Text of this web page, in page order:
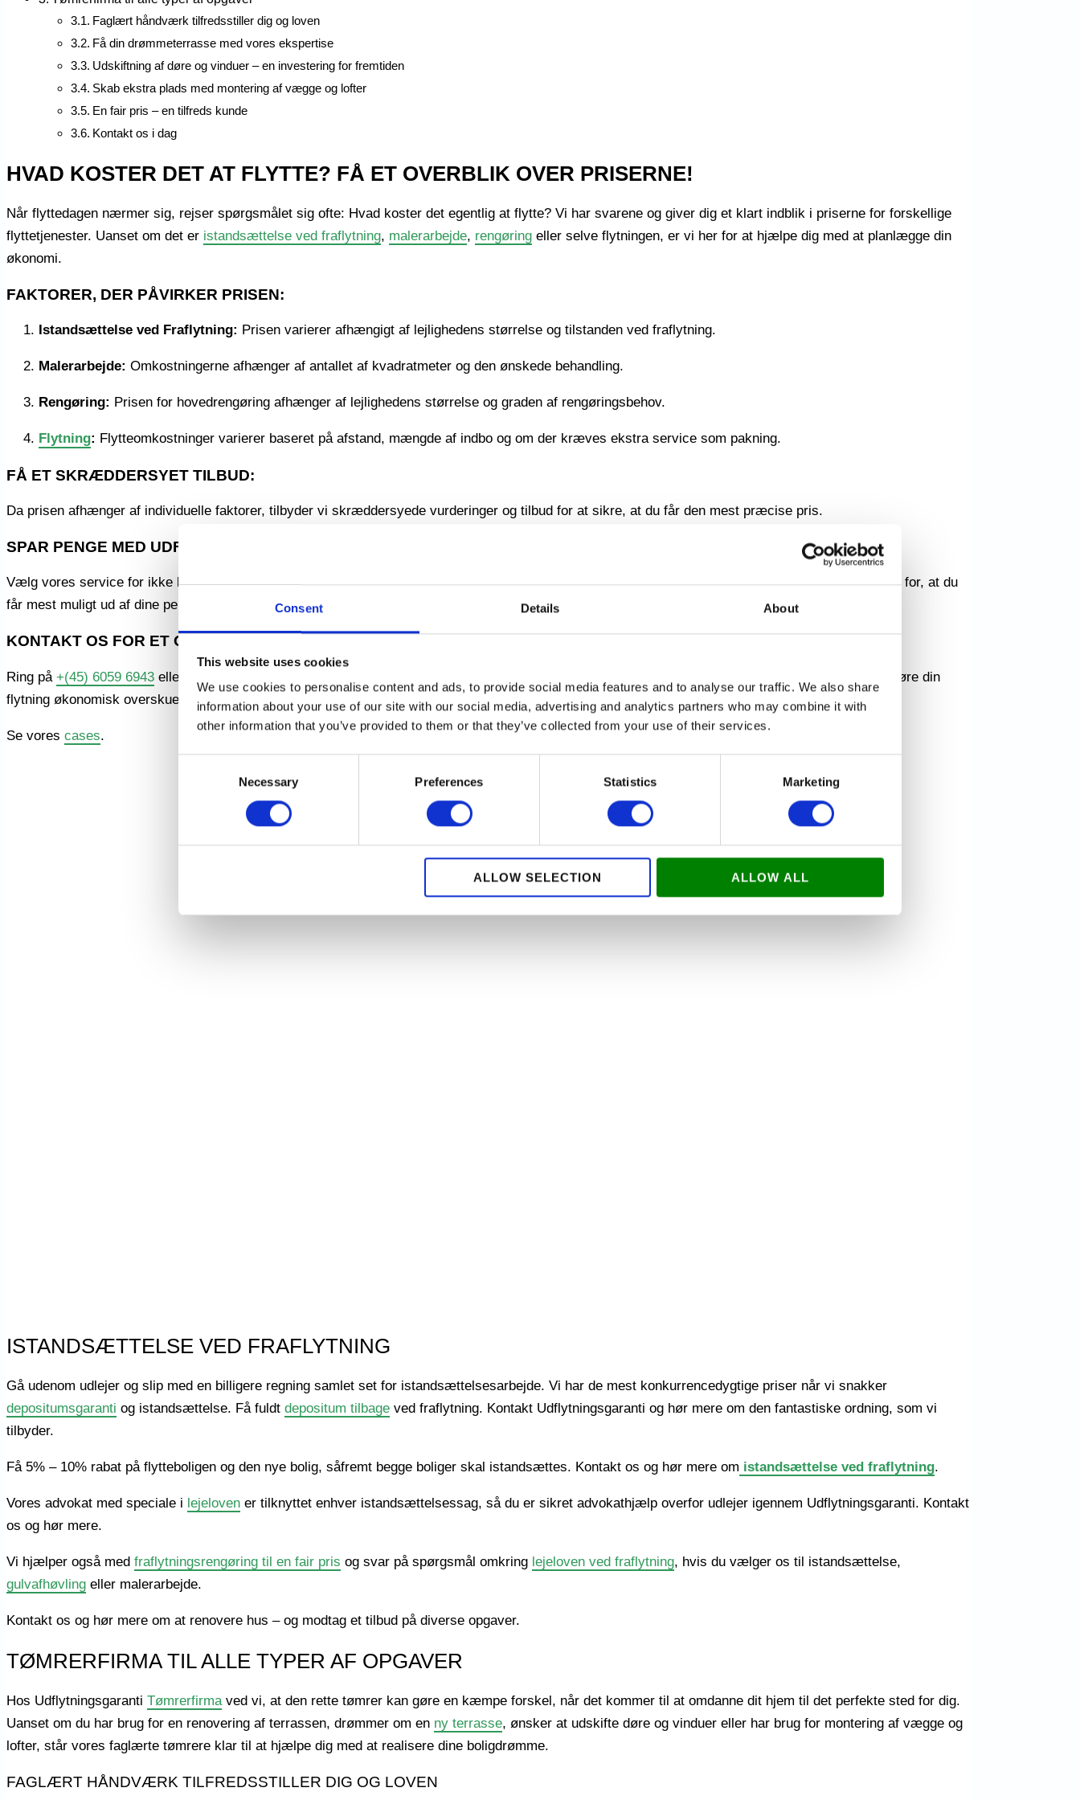
Consent Details About
This website uses cookies
We use cookies to personalise content and ads, to provide social media features and to analyse our traffic. We also share
information about your use of our site with our social media, advertising and analytics partners who may combine it with
other information that you’ve provided to them or that they’ve collected from your use of their services.
Necessary Preferences Statistics Marketing
ALLOW SELECTION ALLOW ALL
Faglært håndværk tilfredsstiller dig og loven
Få din drømmeterrasse med vores ekspertise
Udskiftning af døre og vinduer – en investering for fremtiden
Skab ekstra plads med montering af vægge og lofter
En fair pris – en tilfreds kunde
Kontakt os i dag
HVAD KOSTER DET AT FLYTTE? FÅ ET OVERBLIK OVER PRISERNE!
Når flyttedagen nærmer sig, rejser spørgsmålet sig ofte: Hvad koster det egentlig at flytte? Vi har svarene og giver dig et klart indblik i priserne for forskellige
flyttetjenester. Uanset om det er istandsættelse ved fraflytning, malerarbejde, rengøring eller selve flytningen, er vi her for at hjælpe dig med at planlægge din
økonomi.
FAKTORER, DER PÅVIRKER PRISEN:
Istandsættelse ved Fraflytning: Prisen varierer afhængigt af lejlighedens størrelse og tilstanden ved fraflytning.
Malerarbejde: Omkostningerne afhænger af antallet af kvadratmeter og den ønskede behandling.
Rengøring: Prisen for hovedrengøring afhænger af lejlighedens størrelse og graden af rengøringsbehov.
Flytning: Flytteomkostninger varierer baseret på afstand, mængde af indbo og om der kræves ekstra service som pakning.
FÅ ET SKRÆDDERSYET TILBUD:
Da prisen afhænger af individuelle faktorer, tilbyder vi skræddersyede vurderinger og tilbud for at sikre, at du får den mest præcise pris.
SPAR PENGE MED UDFLYTNINGSGARANTI:
Vælg vores service for ikke kun at få professionel assistance til alle flytteaspekter, men også for at sikre, at du ikke overskrider dit budget. Vi sørger for, at du
får mest muligt ud af dine penge.
KONTAKT OS FOR ET OVERSLAG:
Ring på +(45) 6059 6943 eller send en e-mail til
for at modtage et tilbud inden for 24 timer. Lad os hjælpe dig med at gøre din
flytning økonomisk overskuelig og problemfri.
Se vores cases.
ISTANDSÆTTELSE VED FRAFLYTNING
Gå udenom udlejer og slip med en billigere regning samlet set for istandsættelsesarbejde. Vi har de mest konkurrencedygtige priser når vi snakker
depositumsgaranti og istandsættelse. Få fuldt depositum tilbage ved fraflytning. Kontakt Udflytningsgaranti og hør mere om den fantastiske ordning, som vi
tilbyder.
Få 5% – 10% rabat på flytteboligen og den nye bolig, såfremt begge boliger skal istandsættes. Kontakt os og hør mere om istandsættelse ved fraflytning.
Vores advokat med speciale i lejeloven er tilknyttet enhver istandsættelsessag, så du er sikret advokathjælp overfor udlejer igennem Udflytningsgaranti. Kontakt
os og hør mere.
Vi hjælper også med fraflytningsrengøring til en fair pris og svar på spørgsmål omkring lejeloven ved fraflytning, hvis du vælger os til istandsættelse,
gulvafhøvling eller malerarbejde.
Kontakt os og hør mere om at renovere hus – og modtag et tilbud på diverse opgaver.
TØMRERFIRMA TIL ALLE TYPER AF OPGAVER
Hos Udflytningsgaranti Tømrerfirmaved vi, at den rette tømrer kan gøre en kæmpe forskel, når det kommer til at omdanne dit hjem til det perfekte sted for dig.
Uanset om du har brug for en renovering af terrassen, drømmer om en ny terrasse, ønsker at udskifte døre og vinduer eller har brug for montering af vægge og
lofter, står vores faglærte tømrere klar til at hjælpe dig med at realisere dine boligdrømme.
FAGLÆRT HÅNDVÆRK TILFREDSSTILLER DIG OG LOVEN